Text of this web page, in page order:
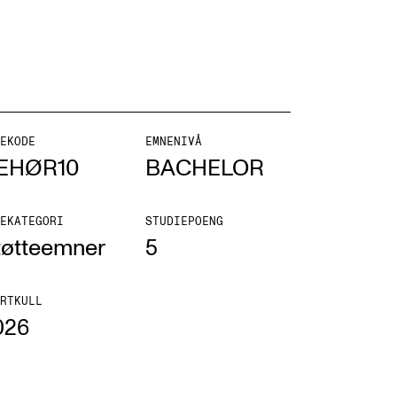
Norges musikkhøgskole
oss
ansatte
EMNENIVÅ
BACHELOR
STUDIEPOENG
5